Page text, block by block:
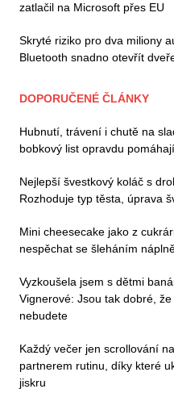
zatlačil na Microsoft přes EU
Skryté riziko pro dva miliony
Bluetooth snadno otevřít
DOPORUČENÉ ČLÁNKY
Hubnutí, trávení i chutě na
bobkový list opravdu
Nejlepší švestkový koláč s
Rozhoduje typ těsta, úprava
Mini cheesecake jako z
nespěchat se šleháním
Vyzkoušela jsem s dětmi
Vignerové: Jsou tak dobré,
nebudete
Každý večer jen scrollování
partnerem rutinu, díky které
jiskru